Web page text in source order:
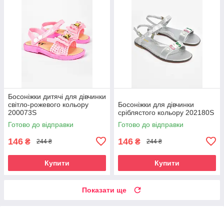
Босоніжки дитячі для дівчинки
світло-рожевого кольору
200073S
Готово до відправки
146 ₴ 244 ₴
Купити
Босоніжки для дівчинки
сріблястого кольору 202180S
Готово до відправки
146 ₴ 244 ₴
Купити
Показати ще